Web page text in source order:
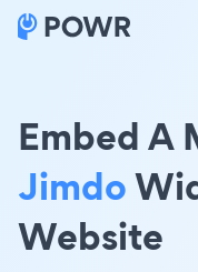
Embed A
Jimdo
Website